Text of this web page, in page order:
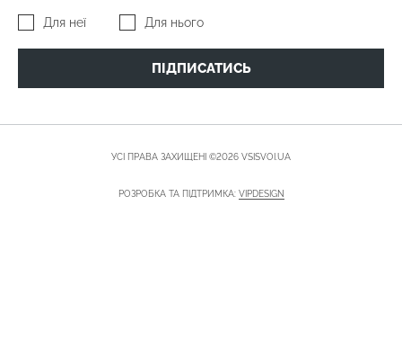
Для неї Для нього
ПІДПИСАТИСЬ
УСІ ПРАВА ЗАХИЩЕНІ ©2026 VSISVOI.UA
РОЗРОБКА ТА ПІДТРИМКА: VIPDESIGN